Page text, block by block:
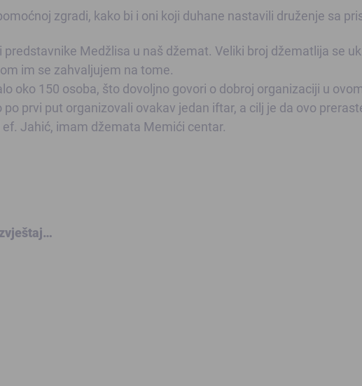
zgradi, kako bi i oni koji duhane nastavili druženje sa
predstavnike Medžlisa u naš džemat. Veliki broj džematlija se
im se zahvaljujem na tome.
oko 150 osoba, što dovoljno govori o dobroj organizaciji u
prvi put organizovali ovakav jedan iftar, a cilj je da ovo
Jahić, imam džemata Memići centar.